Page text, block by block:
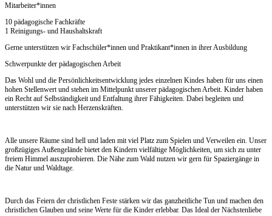
Mitarbeiter*innen
10 pädagogische Fachkräfte
1 Reinigungs- und Haushaltskraft
Gerne unterstützen wir Fachschüler*innen und Praktikant*innen in ihrer Ausbildung
Schwerpunkte der pädagogischen Arbeit
Das Wohl und die Persönlichkeitsentwicklung jedes einzelnen Kindes haben für uns einen
hohen Stellenwert und stehen im Mittelpunkt unserer pädagogischen Arbeit. Kinder haben
ein Recht auf Selbständigkeit und Entfaltung ihrer Fähigkeiten. Dabei begleiten und
unterstützen wir sie nach Herzenskräften.
Alle unsere Räume sind hell und laden mit viel Platz zum Spielen und Verweilen ein. Unser
großzügiges Außengelände bietet den Kindern vielfältige Möglichkeiten, um sich zu unter
freiem Himmel auszuprobieren. Die Nähe zum Wald nutzen wir gern für Spaziergänge in
die Natur und Waldtage.
Durch das Feiern der christlichen Feste stärken wir das ganzheitliche Tun und machen den
christlichen Glauben und seine Werte für die Kinder erlebbar. Das Ideal der Nächstenliebe